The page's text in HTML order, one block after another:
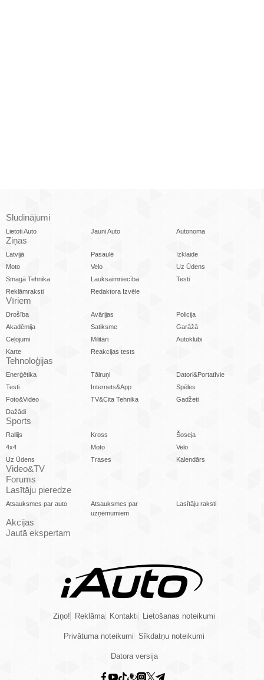
Sludinājumi
Lietoti Auto Jauni Auto Autonoma
Ziņas
Latvijā Pasaulē
Izklaide
Moto
Velo
Uz Ūdens
Smagā Tehnika
Lauksaimniecība
Testi
Reklāmraksti
Redaktora Izvēle
Vīriem
Drošība Avārijas
Policija
Akadēmija
Satiksme
Garāžā
Ceļojumi
Militāri
Autoklubi
Karte
Reakcijas tests
Tehnoloģijas
Enerģētika Tālruņi
Datori&Portatīvie
Testi
Internets&App
Spēles
Foto&Video
TV&Cita Tehnika
Gadžeti
Dažādi
Sports
Rallijs Kross
Šoseja
4x4
Moto
Velo
Uz Ūdens
Trases Kalendārs
Video&TV
Forums
Lasītāju pieredze
Atsauksmes par auto
Atsauksmes par
uzņēmumiem
Lasītāju raksti
Akcijas
Jautā ekspertam
Ziņo! Reklāma Kontakti Lietošanas noteikumi
Privātuma noteikumi Sīkdatņu noteikumi
Datora versija